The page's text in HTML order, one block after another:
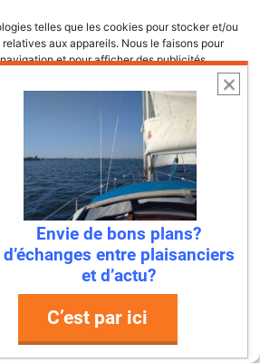
telles que les cookies pour stocker et/ou
aux appareils. Nous le faisons pour
et pour afficher des publicités
à ces technologies nous autorisera à
le comportement de navigation ou les ID
ne pas consentir ou de retirer son
effet négatif sur certaines fonctonnalités et
Accepter
Refuser
Voir les préférences
Traitement de vos données
personnelles
…
Envie de bons plans?
d’échanges entre plaisanciers
et d’actu?
C’est par ici